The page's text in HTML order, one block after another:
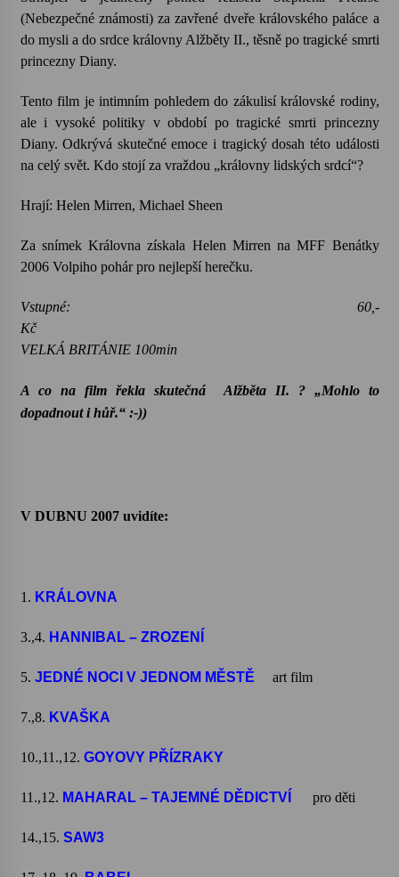
(Nebezpečné známosti) za zavřené dveře královského paláce a
do mysli a do srdce královny Alžběty II., těsně po tragické smrti
princezny Diany.
Tento film je intimním pohledem do zákulisí královské rodiny,
ale i vysoké politiky v období po tragické smrti princezny
Diany. Odkrývá skutečné emoce i tragický dosah této události
na celý svět. Kdo stojí za vraždou „královny lidských srdcí“?
Hrají: Helen Mirren, Michael Sheen
Za snímek Královna získala Helen Mirren na MFF Benátky
2006 Volpiho pohár pro nejlepší herečku.
Vstupné: 60,-
Kč
VELKÁ BRITÁNIE 100min
A co na film řekla skutečná
Alžběta II. ? „Mohlo to
dopadnout i hůř.“ :-))
V DUBNU 2007 uvidíte:
1. KRÁLOVNA
3.,4. HANNIBAL – ZROZENÍ
5. JEDNÉ NOCI V JEDNOM MĚSTĚ art film
7.,8. KVAŠKA
10.,11.,12. GOYOVY PŘÍZRAKY
11.,12. MAHARAL – TAJEMNÉ DĚDICTVÍ pro děti
14.,15. SAW3